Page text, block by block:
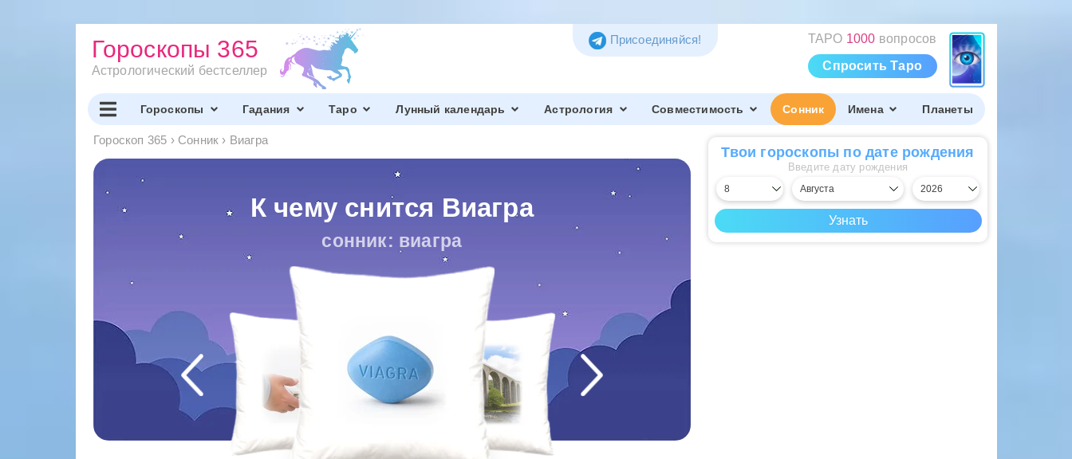
Гороскопы 365
Астрологический бестселлер
ТАРО 1000 вопросов
Спросить Таро
Присоединяйся!
Гороскопы Гадания Таро Лунный календарь Астрология Совместимость Сонник Имена Планеты
Гороскоп 365 › Сонник › Виагра
К чему снится Виагра
сонник: виагра
Твои гороскопы по дате рождения
Введите дату рождения